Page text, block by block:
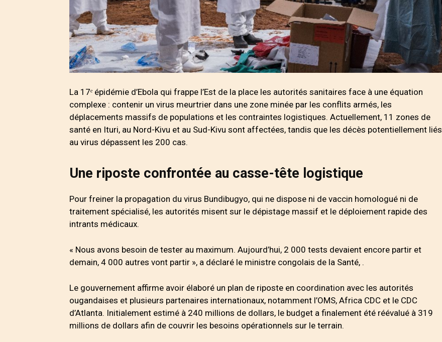
La 17ᵉ épidémie d’Ebola qui frappe l’Est de la place les autorités sanitaires face à une équation
complexe : contenir un virus meurtrier dans une zone minée par les conflits armés, les
déplacements massifs de populations et les contraintes logistiques. Actuellement, 11 zones de
santé en Ituri, au Nord-Kivu et au Sud-Kivu sont affectées, tandis que les décès potentiellement liés
au virus dépassent les 200 cas.
Une riposte confrontée au casse-tête logistique
Pour freiner la propagation du virus Bundibugyo, qui ne dispose ni de vaccin homologué ni de
traitement spécialisé, les autorités misent sur le dépistage massif et le déploiement rapide des
intrants médicaux.
« Nous avons besoin de tester au maximum. Aujourd’hui, 2 000 tests devaient encore partir et
demain, 4 000 autres vont partir », a déclaré le ministre congolais de la Santé, .
Le gouvernement affirme avoir élaboré un plan de riposte en coordination avec les autorités
ougandaises et plusieurs partenaires internationaux, notamment l’OMS, Africa CDC et le CDC
d’Atlanta. Initialement estimé à 240 millions de dollars, le budget a finalement été réévalué à 319
millions de dollars afin de couvrir les besoins opérationnels sur le terrain.